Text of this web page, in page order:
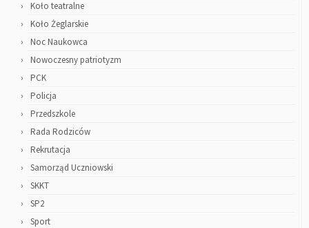
Koło teatralne
Koło Żeglarskie
Noc Naukowca
Nowoczesny patriotyzm
PCK
Policja
Przedszkole
Rada Rodziców
Rekrutacja
Samorząd Uczniowski
SKKT
SP2
Sport